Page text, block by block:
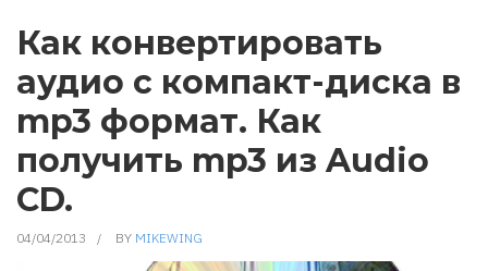
YOUTUBE,
ВКОНТАКТЕ
И
ДРУГИХ
СЕРВИСОВ.
Как конвертировать
аудио с компакт-диска в
mp3 формат. Как
получить mp3 из Audio
CD.
04/04/2013 BY MIKEWING